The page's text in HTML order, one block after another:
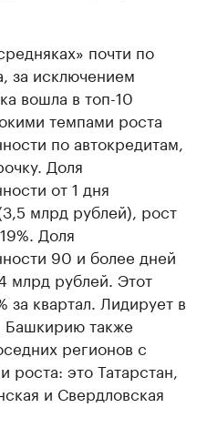
почти по
за исключением
вошла в топ-10
темпами роста
по автокредитам,
Доля
от 1 дня
млрд рублей), рост
Доля
90 и более дней
млрд рублей. Этот
за квартал. Лидирует в
Башкирию также
регионов с
это Татарстан,
и Свердловская